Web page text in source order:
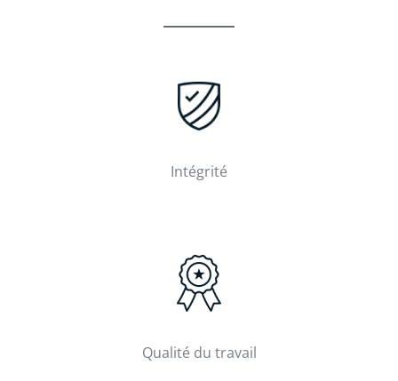
Intégrité
Qualité du travail